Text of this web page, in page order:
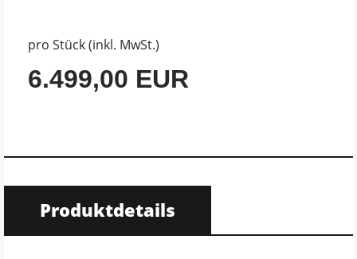
pro Stück (inkl. MwSt.)
6.499,00 EUR
Produktdetails